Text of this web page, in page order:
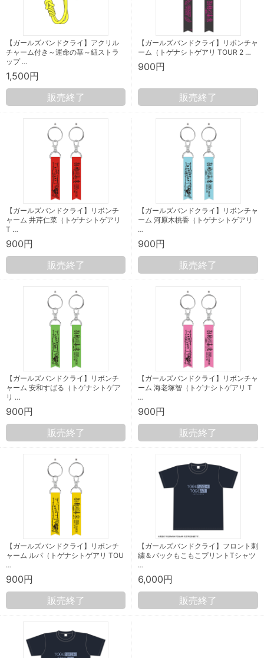
【ガールズバンドクライ】アクリル
チャーム付き～運命の華～紐ストラ
ップ …
1,500円
販売終了
【ガールズバンドクライ】リボンチャ
ーム（トゲナシトゲアリ TOUR 2 …
900円
販売終了
【ガールズバンドクライ】リボンチ
ャーム 井芹仁菜（トゲナシトゲアリ
T …
900円
販売終了
【ガールズバンドクライ】リボンチャ
ーム 河原木桃香（トゲナシトゲアリ
…
900円
販売終了
【ガールズバンドクライ】リボンチ
ャーム 安和すばる（トゲナシトゲア
リ …
900円
販売終了
【ガールズバンドクライ】リボンチャ
ーム 海老塚智（トゲナシトゲアリ T
…
900円
販売終了
【ガールズバンドクライ】リボンチ
ャーム ルパ（トゲナシトゲアリ TOU
…
900円
販売終了
【ガールズバンドクライ】フロント刺
繍＆バックもこもこプリントTシャツ
…
6,000円
販売終了